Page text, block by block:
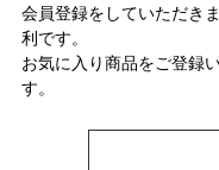
ピックス
会員登録をしていただき
利です。
お気に入り商品をご登録
す。